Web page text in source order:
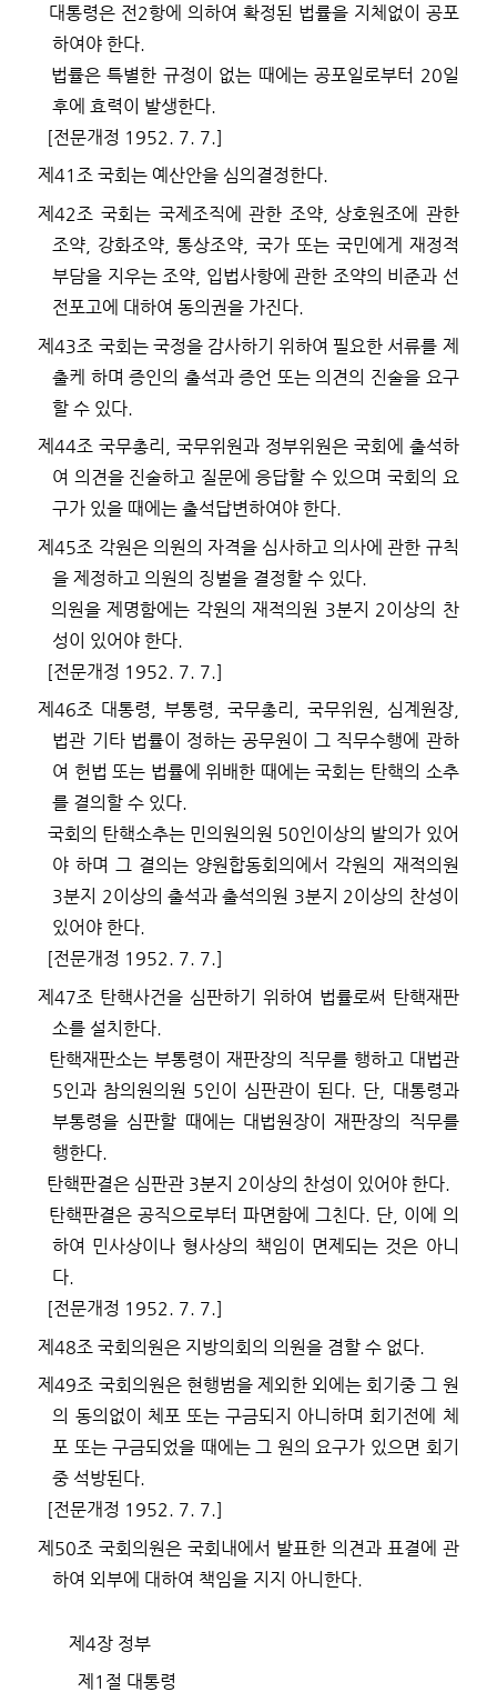
대통령은 전2항에 의하여 확정된 법률을 지체없이 공포
하여야 한다
법률은 특별한 규정이 없는 때에는 공포일로부터 20일
후에 효력이 발생한다
[전문개정 1952. 7. 7.]
제41조 국회는 예산안을 심의결정한다.
제42조 국회는 국제조직에 관한 조약, 상호원조에 관한
조약
강화조약 ,통상조약
국가 또는 국민에게 재정적
부담을 지우는 조약 입법사항에 관한 조약의 비준과 선
전포고에 대하여 동의권을 가진다.
제43조 국회는 국정을 감사하기 위하여 필요한 서류를 제
출케 하며 증인의 출석과 증언 또는 의견의 진술을 요구
할 수 있다
제44조 국무총리 ,국무위원과 정부위원은 국회에 출석하
여 의견을 진술하고 질문에 응답할 수 있으며 국회의 요
구가 있을 때에는 출석답변하여야 한다.
제45조 각원은 의원의 자격을 심사하고 의사에 관한 규칙
을 제정하고 의원의 징벌을 결정할 수 있다.
의원을 제명함에는 각원의 재적의원 3분지 2이상의 찬
성이 있어야 한다.
[전문개정 1952. 7. 7.]
제46조 대통령 ,부통령 국무총리 국무위원 심계원장,
법관 기타 법률이 정하는 공무원이 그 직무수행에 관하
여 헌법 또는 법률에 위배한 때에는 국회는 탄핵의 소추
를 결의할 수 있다.
국회의 탄핵소추는 민의원의원 50인이상의 발의가 있어
야 하며 그 결의는 양원합동회의에서 각원의 재적의원
3분지 2이상의 출석과 출석의원 3분지 2이상의 찬성이
있어야 한다.
[전문개정 1952. 7. 7.]
제47조 탄핵사건을 심판하기 위하여 법률로써 탄핵재판
소를 설치한다.
탄핵재판소는 부통령이 재판장의 직무를 행하고 대법관
5인과 참의원의원 5인이 심판관이 된다. 단
대통령과
부통령을 심판할 때에는 대법원장이 재판장의 직무를
행한다.
탄핵판결은 심판관 3분지 2이상의 찬성이 있어야 한다.
탄핵판결은 공직으로부터 파면함에 그친다. 단, 이에 의
하여 민사상이나 형사상의 책임이 면제되는 것은 아니
다.
[전문개정 1952. 7. 7.]
제48조 국회의원은 지방의회의 의원을 겸할 수 없다
제49조 국회의원은 현행범을 제외한 외에는 회기중 그 원
의 동의없이 체포 또는 구금되지 아니하며 회기전에 체
포 또는 구금되었을 때에는 그 원의 요구가 있으면 회기
중 석방된다.
[전문개정 1952. 7. 7.]
제 50조 국회의원은 국회내에서 발표한 의견과 표결에 관
하여 외부에 대하여 책임을 지지 아니한다.
제4장 정부
제 1 절 대통령